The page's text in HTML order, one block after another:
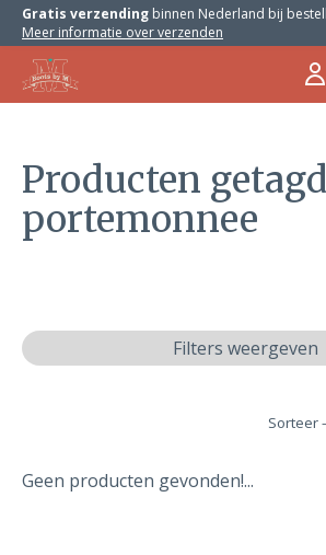
Gratis verzending binnen Nederland bij
Meer informatie over verzenden
Producten
portemonnee
Filters weergeven
Sorteer
Geen producten gevonden!...